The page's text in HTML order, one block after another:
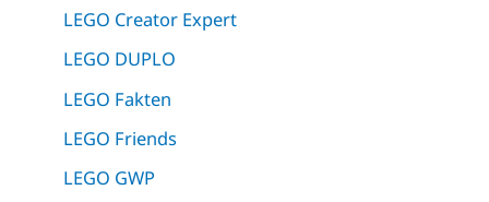
LEGO Creator Expert
LEGO DUPLO
LEGO Fakten
LEGO Friends
LEGO GWP